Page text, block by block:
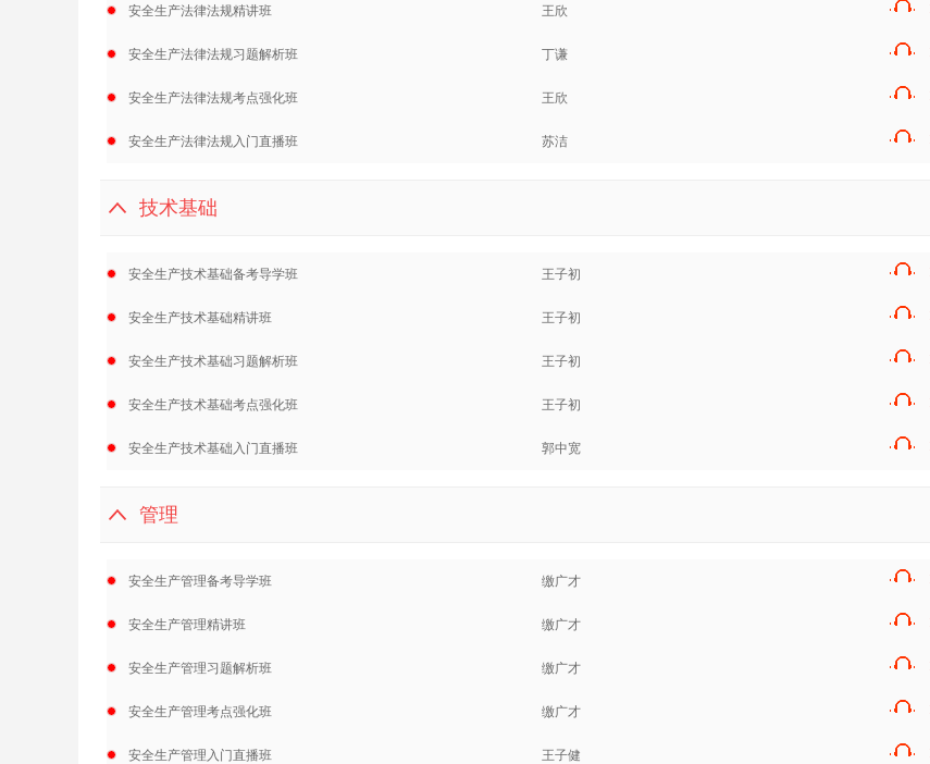
安全生产法律法规精讲班 王欣
安全生产法律法规习题解析班 丁谦
安全生产法律法规考点强化班 王欣
安全生产法律法规入门直播班 苏洁
技术基础
安全生产技术基础备考导学班 王子初
安全生产技术基础精讲班 王子初
安全生产技术基础习题解析班 王子初
安全生产技术基础考点强化班 王子初
安全生产技术基础入门直播班 郭中宽
管理
安全生产管理备考导学班 缴广才
安全生产管理精讲班 缴广才
安全生产管理习题解析班 缴广才
安全生产管理考点强化班 缴广才
安全生产管理入门直播班 王子健